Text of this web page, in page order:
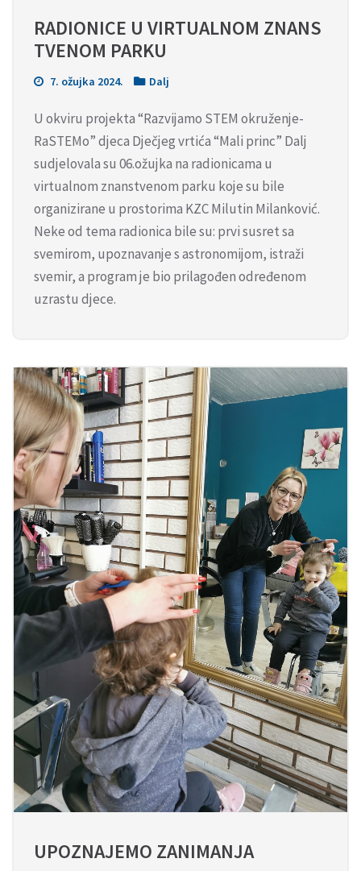
RADIONICE U VIRTUALNOM ZNANS
TVENOM PARKU
7. ožujka 2024. Dalj
U okviru projekta “Razvijamo STEM okruženje-
RaSTEMo” djeca Dječjeg vrtića “Mali princ” Dalj
sudjelovala su 06.ožujka na radionicama u
virtualnom znanstvenom parku koje su bile
organizirane u prostorima KZC Milutin Milanković.
Neke od tema radionica bile su: prvi susret sa
svemirom, upoznavanje s astronomijom, istraži
svemir, a program je bio prilagođen određenom
uzrastu djece.
UPOZNAJEMO ZANIMANJA